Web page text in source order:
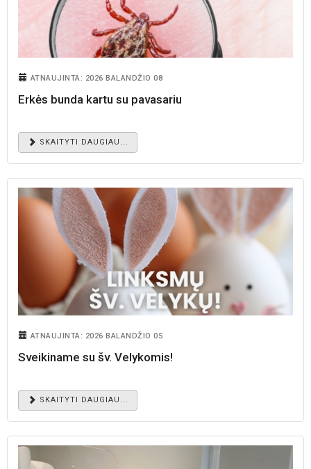
ATNAUJINTA: 2026 BALANDŽIO 08
Erkės bunda kartu su pavasariu
SKAITYTI DAUGIAU...
ATNAUJINTA: 2026 BALANDŽIO 05
Sveikiname su šv. Velykomis!
SKAITYTI DAUGIAU...